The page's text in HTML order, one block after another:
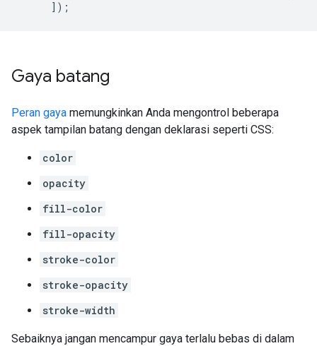
Gaya batang
Peran gaya memungkinkan Anda mengontrol beberapa
aspek tampilan batang dengan deklarasi seperti CSS:
color
opacity
fill-color
fill-opacity
stroke-color
stroke-opacity
stroke-width
Sebaiknya jangan mencampur gaya terlalu bebas di dalam